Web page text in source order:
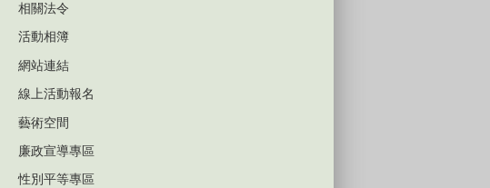
相關法令
活動相簿
網站連結
線上活動報名
藝術空間
廉政宣導專區
性別平等專區